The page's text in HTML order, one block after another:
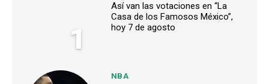
1
Así van las votaciones en “La
Casa de los Famosos México”,
hoy 7 de agosto
NBA